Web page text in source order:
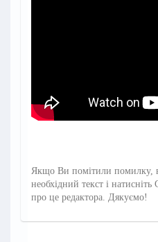
Якщо Ви помітили помилку,
необхідний текст і
про це редактора. Дякуємо!